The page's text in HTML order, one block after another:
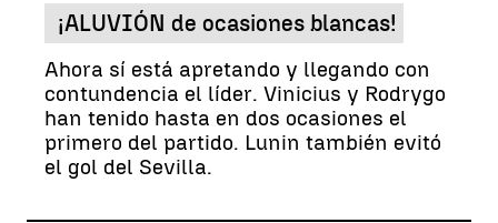
¡ALUVIÓN de ocasiones blancas!
Ahora sí está apretando y llegando con
contundencia el líder. Vinicius y Rodrygo
han tenido hasta en dos ocasiones el
primero del partido. Lunin también evitó
el gol del Sevilla.